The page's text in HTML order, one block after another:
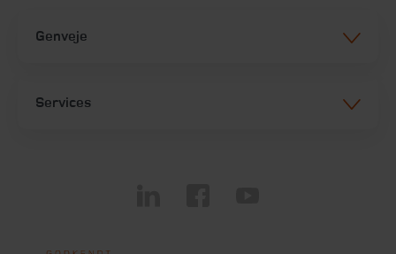
Genveje
Services